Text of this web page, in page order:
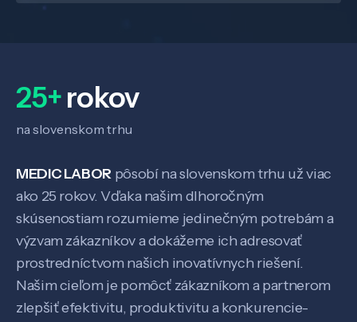
25+rokov
na slovenskom trhu
MEDIC LABOR pôsobí na slovenskom trhu už viac
ako 25 rokov. Vďaka našim dlhoročným
skúsenostiam rozumieme jedinečným potrebám a
výzvam zákazníkov a dokážeme ich adresovať
prostredníctvom našich inovatívnych riešení.
Našim cieľom je pomôcť zákazníkom a partnerom
zlepšiť efektivitu, produktivitu a konkurencie-